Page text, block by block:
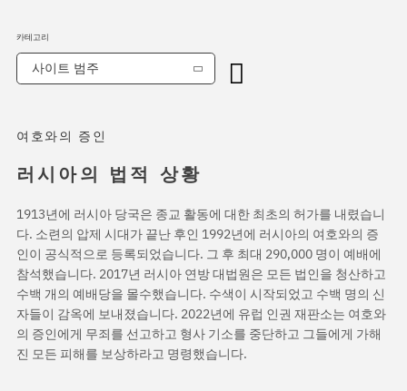
여호와의 증인
러시아의 법적 상황
1913년에 러시아 당국은 종교 활동에 대한 최초의 허가를 내렸습니
다. 소련의 압제 시대가 끝난 후인 1992년에 러시아의 여호와의 증
인이 공식적으로 등록되었습니다. 그 후 최대 290,000 명이 예배에
참석했습니다. 2017년 러시아 연방 대법원은 모든 법인을 청산하고
수백 개의 예배당을 몰수했습니다. 수색이 시작되었고 수백 명의 신
자들이 감옥에 보내졌습니다. 2022년에 유럽 인권 재판소는 여호와
의 증인에게 무죄를 선고하고 형사 기소를 중단하고 그들에게 가해
진 모든 피해를 보상하라고 명령했습니다.
카테고리
사이트 범주